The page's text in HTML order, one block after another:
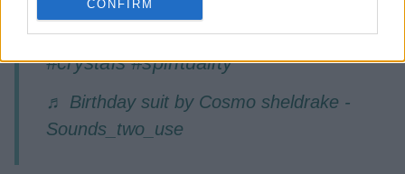
CONFIRM
#zodiac #zodiacsigns #foryou
#crystals #spirituality
♬ Birthday suit by Cosmo sheldrake -
Sounds_two_use